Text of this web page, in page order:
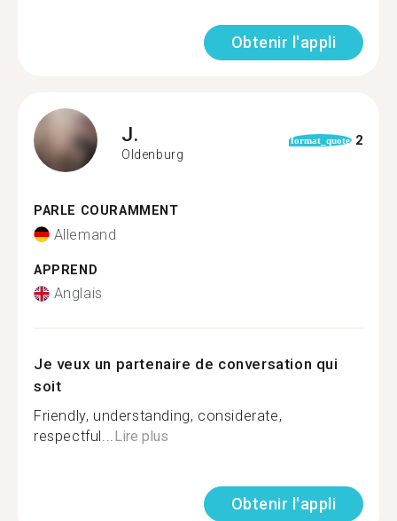
Obtenir l'appli
J.
Oldenburg
format_quote 2
PARLE COURAMMENT
Allemand
APPREND
Anglais
Je veux un partenaire de conversation qui
soit
Friendly, understanding, considerate,
respectful...Lire plus
Obtenir l'appli